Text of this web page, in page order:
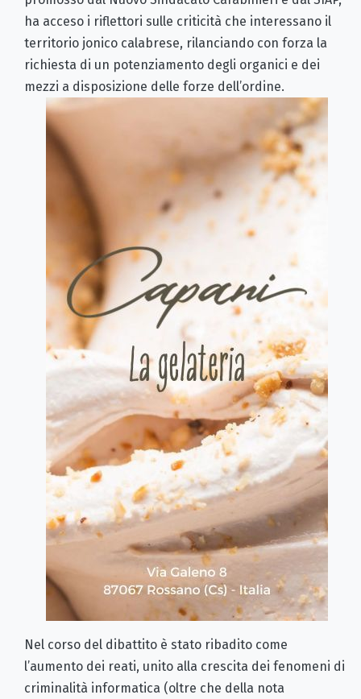
ha acceso i riflettori sulle criticità che interessano il
territorio jonico calabrese, rilanciando con forza la
richiesta di un potenziamento degli organici e dei
mezzi a disposizione delle forze dell’ordine.
Nel corso del dibattito è stato ribadito come
l’aumento dei reati, unito alla crescita dei fenomeni di
criminalità informatica (oltre che della nota